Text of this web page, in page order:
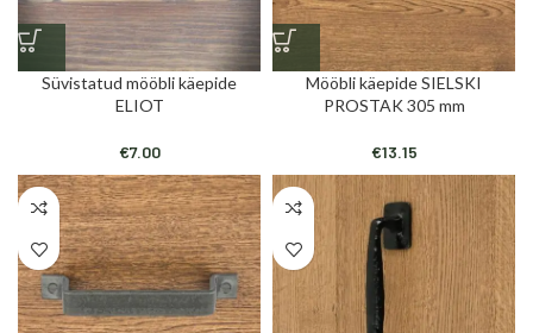
Süvistatud mööbli käepide
ELIOT
€7.00
Mööbli käepide SIELSKI
PROSTAK 305 mm
€13.15